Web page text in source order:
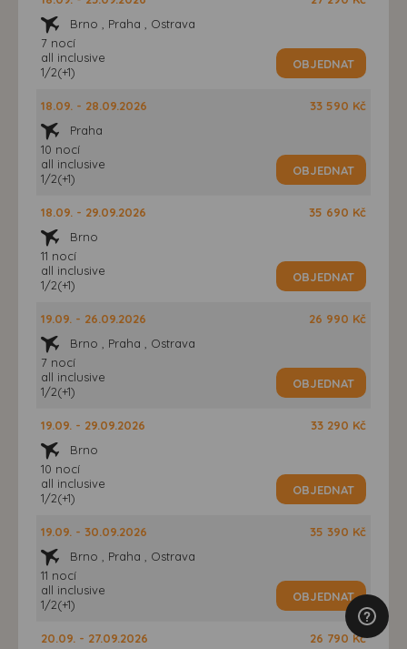
Brno , Praha , Ostrava
7 nocí
all inclusive
1/2(+1)
OBJEDNAT
18.09. - 28.09.2026
Praha
10 nocí
all inclusive
1/2(+1)
33 590 Kč
OBJEDNAT
18.09. - 29.09.2026
Brno
11 nocí
all inclusive
1/2(+1)
35 690 Kč
OBJEDNAT
19.09. - 26.09.2026
Brno , Praha , Ostrava
7 nocí
all inclusive
1/2(+1)
26 990 Kč
OBJEDNAT
19.09. - 29.09.2026
Brno
10 nocí
all inclusive
1/2(+1)
33 290 Kč
OBJEDNAT
19.09. - 30.09.2026
Brno , Praha , Ostrava
11 nocí
all inclusive
1/2(+1)
35 390 Kč
OBJEDNAT
20.09. - 27.09.2026 26 790 Kč